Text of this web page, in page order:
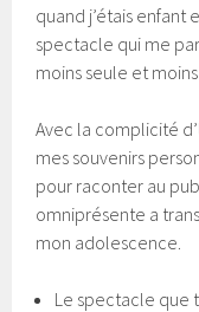
quand j’étais enfant
spectacle qui me
moins seule et
Avec la complicité
mes souvenirs
pour raconter au
omniprésente a
mon adolescence.
Le spectacle que